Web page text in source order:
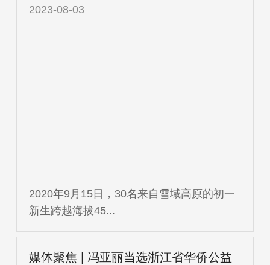
2023-08-03
2020年9月15日，30名来自雪域高原的初一
新生跨越海拔45...
媒体聚焦 | 冯亚丽当选浙江省华侨公益